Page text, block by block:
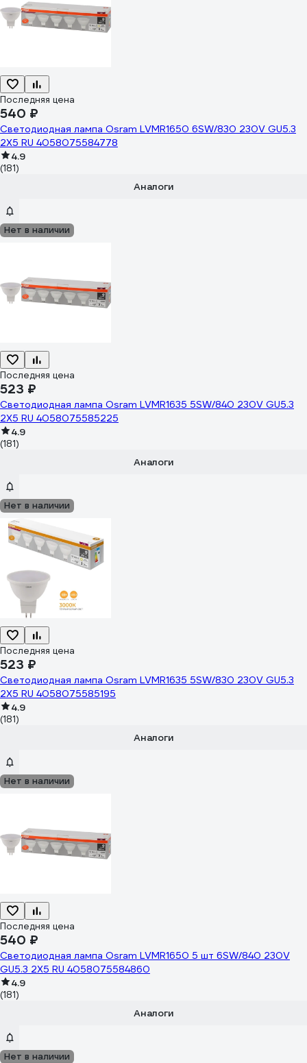
Последняя цена
540 ₽
Светодиодная лампа Osram LVMR1650 6SW/830 230V GU5.3
2X5 RU 4058075584778
4.9
(181)
Аналоги
Нет в наличии
Последняя цена
523 ₽
Светодиодная лампа Osram LVMR1635 5SW/840 230V GU5.3
2X5 RU 4058075585225
4.9
(181)
Аналоги
Нет в наличии
Последняя цена
523 ₽
Светодиодная лампа Osram LVMR1635 5SW/830 230V GU5.3
2X5 RU 4058075585195
4.9
(181)
Аналоги
Нет в наличии
Последняя цена
540 ₽
Светодиодная лампа Osram LVMR1650 5 шт 6SW/840 230V
GU5.3 2X5 RU 4058075584860
4.9
(181)
Аналоги
Нет в наличии